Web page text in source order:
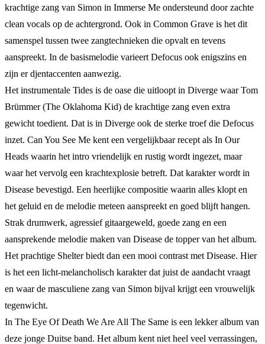
krachtige zang van Simon in Immerse Me ondersteund door zachte
clean vocals op de achtergrond. Ook in Common Grave is het dit
samenspel tussen twee zangtechnieken die opvalt en tevens
aanspreekt. In de basismelodie varieert Defocus ook enigszins en
zijn er djentaccenten aanwezig.
Het instrumentale Tides is de oase die uitloopt in Diverge waar Tom
Brümmer (The Oklahoma Kid) de krachtige zang even extra
gewicht toedient. Dat is in Diverge ook de sterke troef die Defocus
inzet. Can You See Me kent een vergelijkbaar recept als In Our
Heads waarin het intro vriendelijk en rustig wordt ingezet, maar
waar het vervolg een krachtexplosie betreft. Dat karakter wordt in
Disease bevestigd. Een heerlijke compositie waarin alles klopt en
het geluid en de melodie meteen aanspreekt en goed blijft hangen.
Strak drumwerk, agressief gitaargeweld, goede zang en een
aansprekende melodie maken van Disease de topper van het album.
Het prachtige Shelter biedt dan een mooi contrast met Disease. Hier
is het een licht-melancholisch karakter dat juist de aandacht vraagt
en waar de masculiene zang van Simon bijval krijgt een vrouwelijk
tegenwicht.
In The Eye Of Death We Are All The Same is een lekker album van
deze jonge Duitse band. Het album kent niet heel veel verrassingen,